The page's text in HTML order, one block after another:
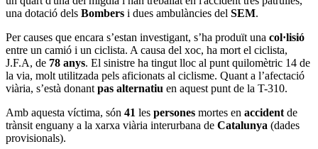
una dotació dels Bombers i dues ambulàncies del SEM.
Per causes que encara s’estan investigant, s’ha produït una col·lisió
entre un camió i un ciclista. A causa del xoc, ha mort el ciclista,
J.F.A, de 78 anys. El sinistre ha tingut lloc al punt quilomètric 14 de
la via, molt utilitzada pels aficionats al ciclisme. Quant a l’afectació
viària, s’està donant pas alternatiu en aquest punt de la T-310.
Amb aquesta víctima, són 41 les persones mortes en accident de
trànsit enguany a la xarxa viària interurbana de Catalunya (dades
provisionals).